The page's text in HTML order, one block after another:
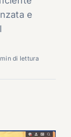
e
di lettura